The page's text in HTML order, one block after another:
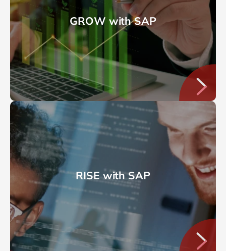
GROW with SAP
RISE with SAP